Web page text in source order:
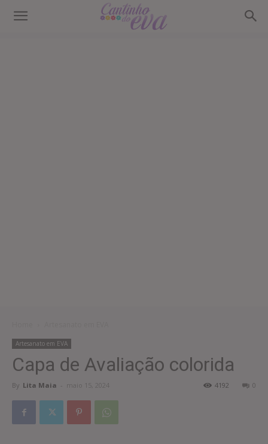
Cantinho
Artesanato em EVA
Capa de Avaliação colorida
By Lita Maia - maio 15, 2024 0
4192